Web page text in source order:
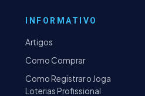
INFORMATIVO
Artigos
Como Comprar
Como Registrar o Joga
Loterias Profissional